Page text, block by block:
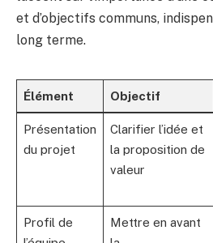
et d’objectifs communs,
long terme.
Élément Objectif
Présentation
du projet
Clarifier l’idée et
la proposition de
valeur
Profil de
Mettre en avant